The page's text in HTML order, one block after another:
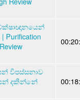
විපස්සනාව
දකින්නේ